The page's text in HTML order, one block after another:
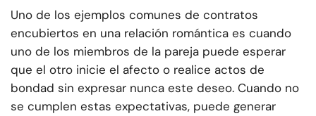
Uno de los ejemplos comunes de contratos
encubiertos en una relación romántica es cuando
uno de los miembros de la pareja puede esperar
que el otro inicie el afecto o realice actos de
bondad sin expresar nunca este deseo. Cuando no
se cumplen estas expectativas, puede generar